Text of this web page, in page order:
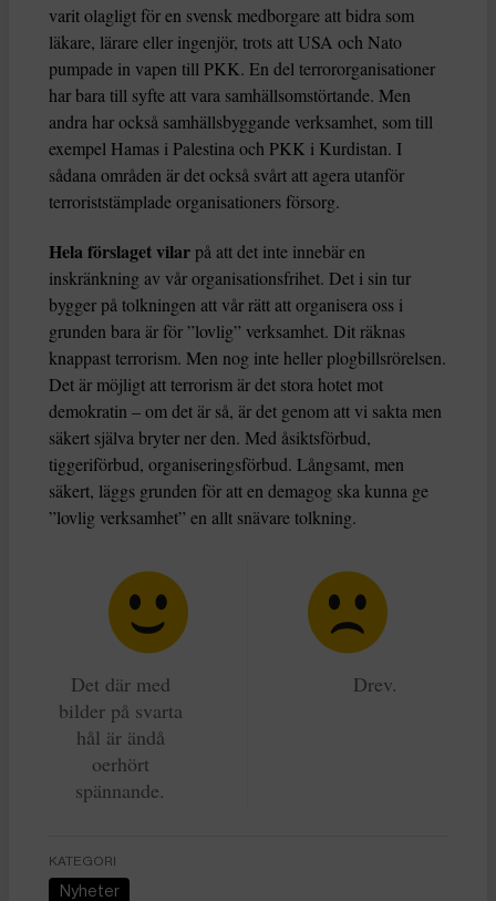
varit olagligt för en svensk medborgare att bidra som
läkare, lärare eller ingenjör, trots att USA och Nato
pumpade in vapen till PKK. En del terrororganisationer
har bara till syfte att vara samhällsomstörtande. Men
andra har också samhällsbyggande verksamhet, som till
exempel Hamas i Palestina och PKK i Kurdistan. I
sådana områden är det också svårt att agera utanför
terroriststämplade organisationers försorg.
Hela förslaget vilarpå att det inte innebär en
inskränkning av vår organisationsfrihet. Det i sin tur
bygger på tolkningen att vår rätt att organisera oss i
grunden bara är för ”lovlig” verksamhet. Dit räknas
knappast terrorism. Men nog inte heller plogbillsrörelsen.
Det är möjligt att terrorism är det stora hotet mot
demokratin – om det är så, är det genom att vi sakta men
säkert själva bryter ner den. Med åsiktsförbud,
tiggeriförbud, organiseringsförbud. Långsamt, men
säkert, läggs grunden för att en demagog ska kunna ge
”lovlig verksamhet” en allt snävare tolkning.
Det där med
bilder på svarta
hål är ändå
oerhört
spännande.
Drev.
KATEGORI
Nyheter